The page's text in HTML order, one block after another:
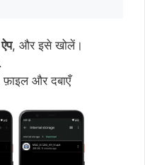
, और इसे खोलें।
फ़ाइल और दबाएँ